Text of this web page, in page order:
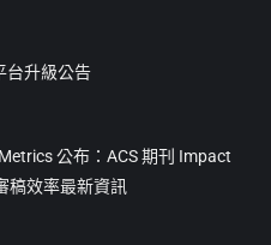
台升級公告
公布：ACS 期刊 Impact
稿效率最新資訊